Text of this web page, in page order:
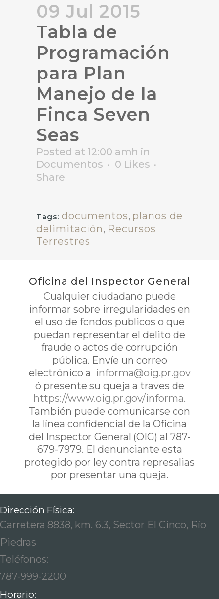
09 Jul 2015
Tabla de
Programación
para Plan
Manejo de la
Finca Seven
Seas
Posted at 12:00 amh in
Documentos
0 Likes
Share
Tags: documentos, planos de
delimitación, Recursos
Terrestres
Oficina del Inspector General
Cualquier ciudadano puede
informar sobre irregularidades en
el uso de fondos publicos o que
puedan representar el delito de
fraude o actos de corrupción
pública. Envíe un correo
electrónico a informa@oig.pr.gov
ó presente su queja a traves de
https://www.oig.pr.gov/informa.
También puede comunicarse con
la línea confidencial de la Oficina
del Inspector General (OIG) al 787-
679-7979. El denunciante esta
protegido por ley contra represalias
por presentar una queja.
Dirección Física:
Carretera 8838, km. 6.3, Sector El Cinco, Río
Piedras
Teléfonos:
787-999-2200
Horario: